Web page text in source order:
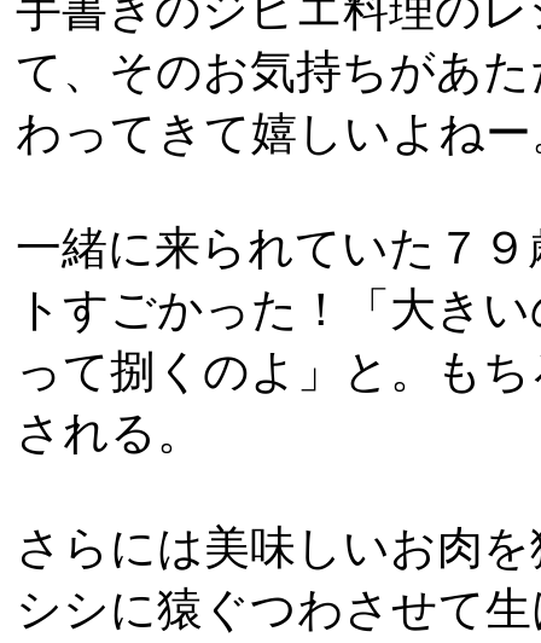
て、そのお気持ちがあ
わってきて嬉しいよねー
一緒に来られていた７
トすごかった！「大き
って捌くのよ」と。も
される。
さらには美味しいお肉
シシに猿ぐつわさせて